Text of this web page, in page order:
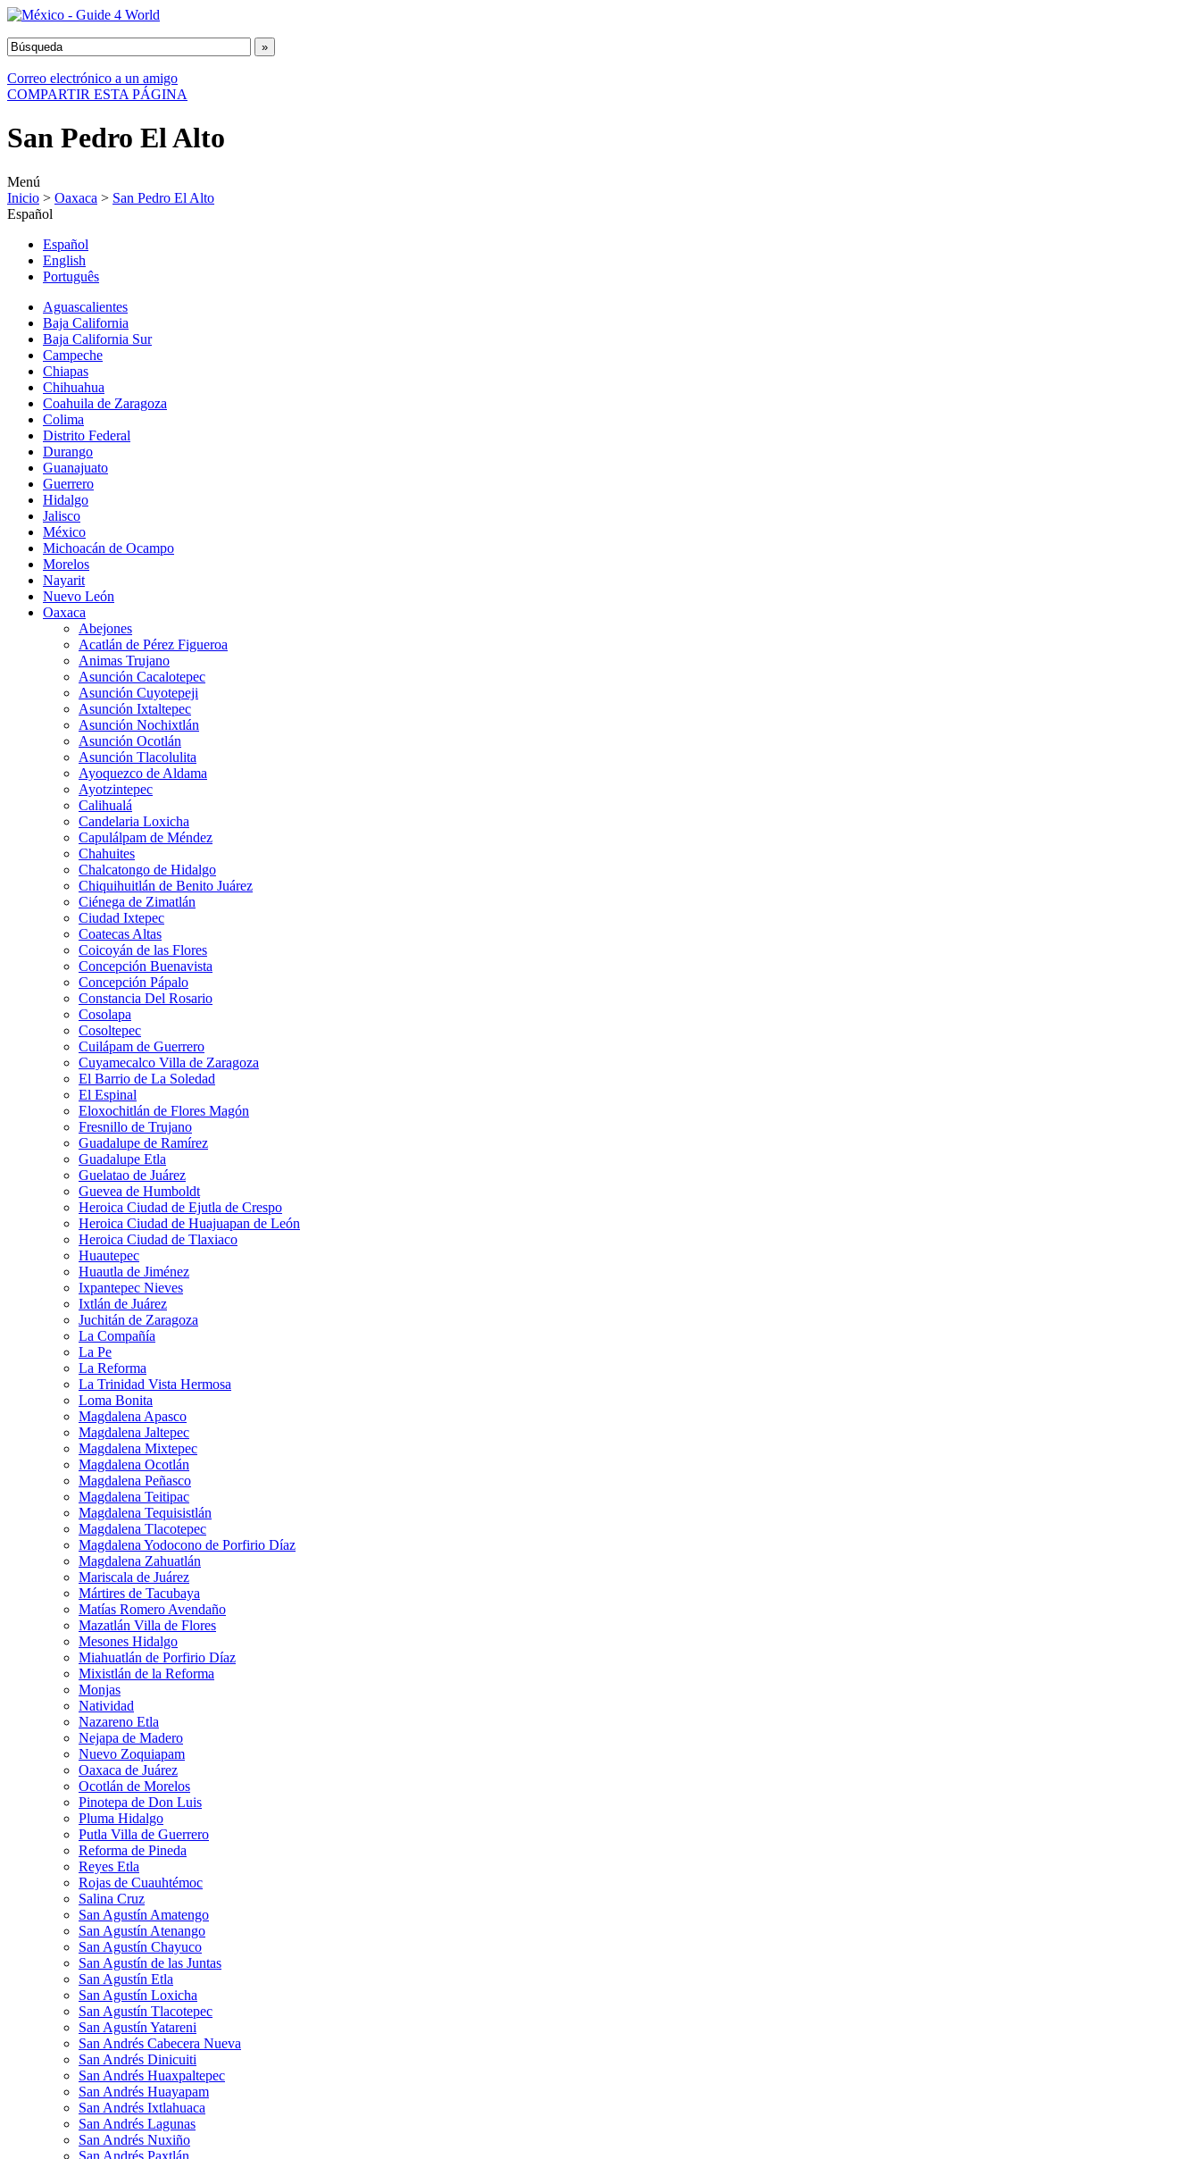
Correo electrónico a un amigo
COMPARTIR ESTA PÁGINA
San Pedro El Alto
Menú
Inicio > Oaxaca > San Pedro El Alto
Español
Español
English
Português
Aguascalientes
Baja California
Baja California Sur
Campeche
Chiapas
Chihuahua
Coahuila de Zaragoza
Colima
Distrito Federal
Durango
Guanajuato
Guerrero
Hidalgo
Jalisco
México
Michoacán de Ocampo
Morelos
Nayarit
Nuevo León
Oaxaca
Abejones
Acatlán de Pérez Figueroa
Animas Trujano
Asunción Cacalotepec
Asunción Cuyotepeji
Asunción Ixtaltepec
Asunción Nochixtlán
Asunción Ocotlán
Asunción Tlacolulita
Ayoquezco de Aldama
Ayotzintepec
Calihualá
Candelaria Loxicha
Capulálpam de Méndez
Chahuites
Chalcatongo de Hidalgo
Chiquihuitlán de Benito Juárez
Ciénega de Zimatlán
Ciudad Ixtepec
Coatecas Altas
Coicoyán de las Flores
Concepción Buenavista
Concepción Pápalo
Constancia Del Rosario
Cosolapa
Cosoltepec
Cuilápam de Guerrero
Cuyamecalco Villa de Zaragoza
El Barrio de La Soledad
El Espinal
Eloxochitlán de Flores Magón
Fresnillo de Trujano
Guadalupe de Ramírez
Guadalupe Etla
Guelatao de Juárez
Guevea de Humboldt
Heroica Ciudad de Ejutla de Crespo
Heroica Ciudad de Huajuapan de León
Heroica Ciudad de Tlaxiaco
Huautepec
Huautla de Jiménez
Ixpantepec Nieves
Ixtlán de Juárez
Juchitán de Zaragoza
La Compañía
La Pe
La Reforma
La Trinidad Vista Hermosa
Loma Bonita
Magdalena Apasco
Magdalena Jaltepec
Magdalena Mixtepec
Magdalena Ocotlán
Magdalena Peñasco
Magdalena Teitipac
Magdalena Tequisistlán
Magdalena Tlacotepec
Magdalena Yodocono de Porfirio Díaz
Magdalena Zahuatlán
Mariscala de Juárez
Mártires de Tacubaya
Matías Romero Avendaño
Mazatlán Villa de Flores
Mesones Hidalgo
Miahuatlán de Porfirio Díaz
Mixistlán de la Reforma
Monjas
Natividad
Nazareno Etla
Nejapa de Madero
Nuevo Zoquiapam
Oaxaca de Juárez
Ocotlán de Morelos
Pinotepa de Don Luis
Pluma Hidalgo
Putla Villa de Guerrero
Reforma de Pineda
Reyes Etla
Rojas de Cuauhtémoc
Salina Cruz
San Agustín Amatengo
San Agustín Atenango
San Agustín Chayuco
San Agustín de las Juntas
San Agustín Etla
San Agustín Loxicha
San Agustín Tlacotepec
San Agustín Yatareni
San Andrés Cabecera Nueva
San Andrés Dinicuiti
San Andrés Huaxpaltepec
San Andrés Huayapam
San Andrés Ixtlahuaca
San Andrés Lagunas
San Andrés Nuxiño
San Andrés Paxtlán